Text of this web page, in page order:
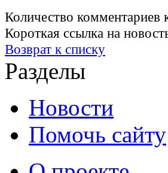
Количество комментариев
Короткая ссылка на
Возврат к списку
Разделы
Новости
Помочь сайту